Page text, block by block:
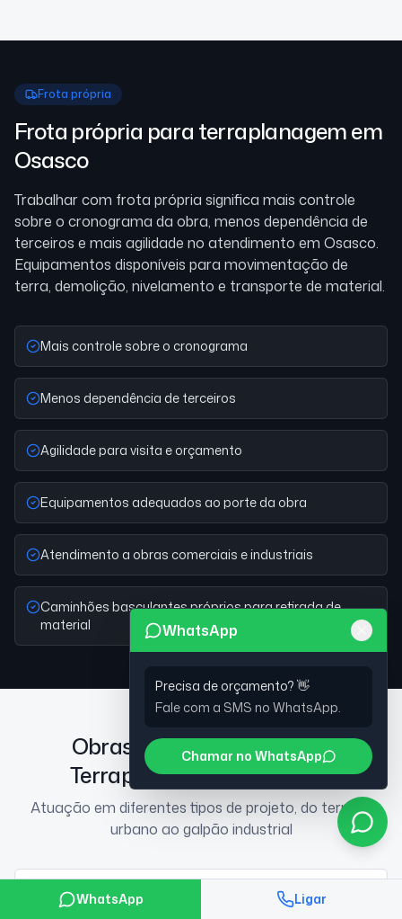
Frota própria
Frota própria para terraplanagemem
Osasco
Trabalhar com frota própria significa mais controle
sobre o cronograma da obra, menos dependência de
terceiros e mais agilidade no atendimento em Osasco.
Equipamentos disponíveis para movimentação de
terra, demolição, nivelamento e transporte de material.
Mais controle sobre o cronograma
Menos dependência de terceiros
Agilidade para visita e orçamento
Equipamentos adequados ao porte da obra
Atendimento a obras comerciais e industriais
Caminhões basculantes próprios para retirada de
material
Obras atendidas pela SMS
Terraplenagem em Osasco
Atuação em diferentes tipos de projeto, do terreno
urbano ao galpão industrial
Obras comerciais
WhatsApp
Precisa de orçamento? 👋
Fale com a SMS no WhatsApp.
Chamar no WhatsApp
WhatsApp Ligar